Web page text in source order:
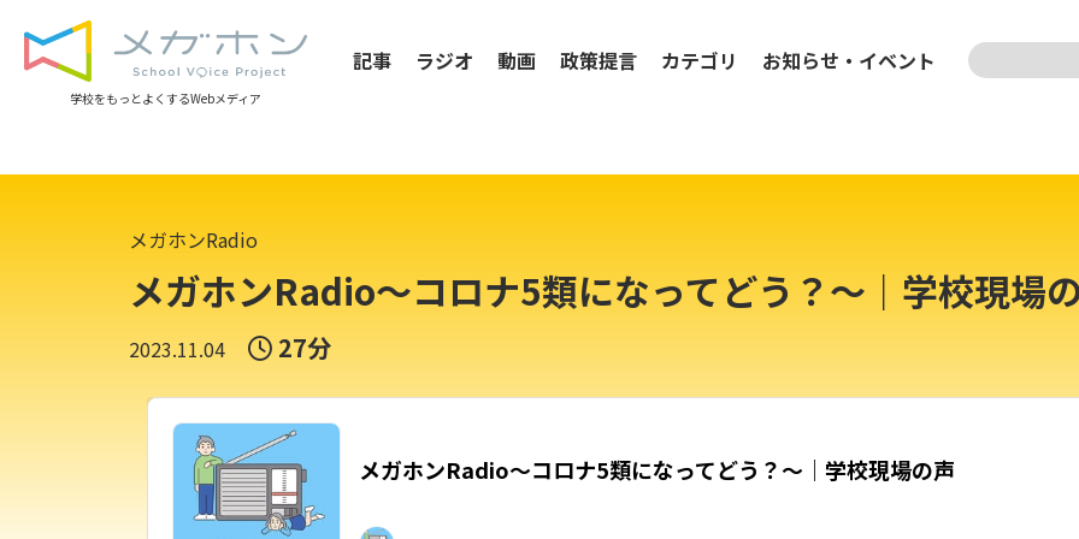
学校をもっとよくするWebメディア
記事 ラジオ 動画 政策提言 カテゴリ お知らせ ・ イベント 検索
メガホンRadio
メガホンRadio〜コロナ5類になってどう？〜｜学校現場
2023.11.04 27分